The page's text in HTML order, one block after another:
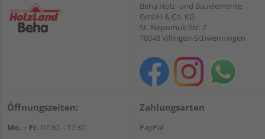
Beha Holz- und Bauelemente
GmbH & Co. KG
St.-Nepomuk-Str. 2
78048 Villingen-Schwenningen
Öffnungszeiten:
Mo. – Fr. 07:30 – 17:30
Zahlungsarten
PayPal